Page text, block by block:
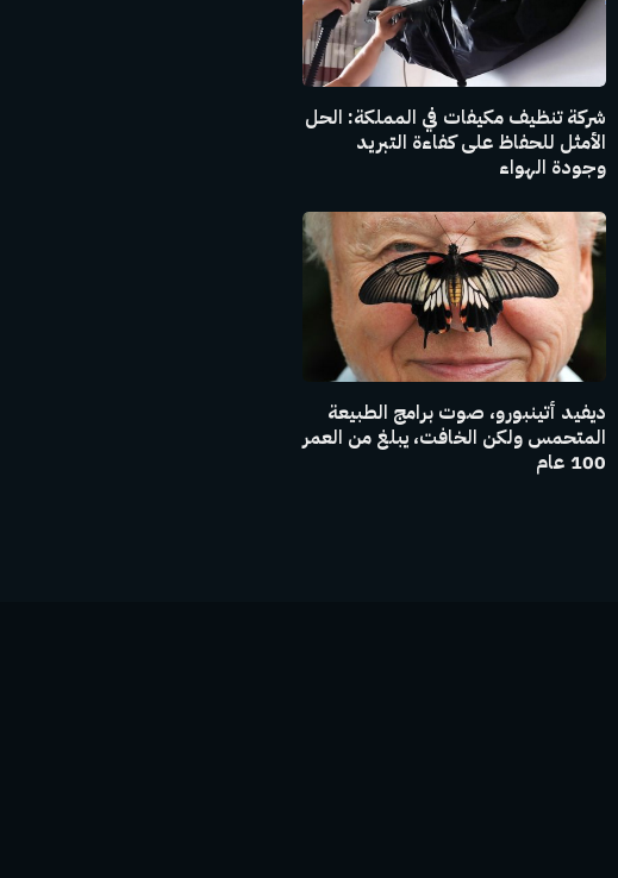
شركة تنظيف مكيفات في المملكة: الحل
الأمثل للحفاظ على كفاءة التبريد
وجودة الهواء
ديفيد أتينبورو، صوت برامج الطبيعة
المتحمس ولكن الخافت، يبلغ من العمر
100 عام